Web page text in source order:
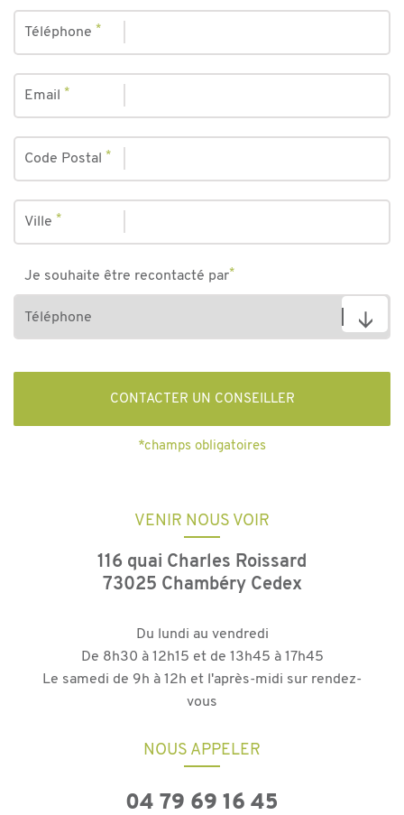
Téléphone *
Email *
Code Postal *
Ville *
Je souhaite être recontacté par*
*champs obligatoires
VENIR NOUS VOIR
116 quai Charles Roissard
73025 Chambéry Cedex
Du lundi au vendredi
De 8h30 à 12h15 et de 13h45 à 17h45
Le samedi de 9h à 12h et l'après-midi sur rendez-
vous
NOUS APPELER
04 79 69 16 45